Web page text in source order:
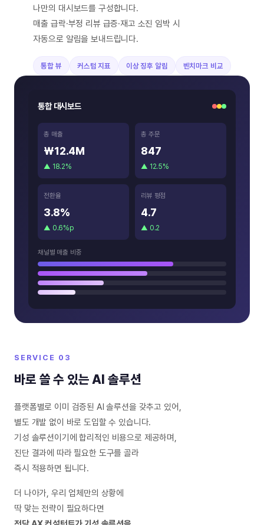
나만의 대시보드를 구성합니다.
매출 급락·부정 리뷰 급증·재고 소진 임박 시
자동으로 알림을 보내드립니다.
통합 뷰 커스텀 지표 이상 징후 알림 벤치마크 비교
통합 대시보드
총 매출
₩12.4M
▲ 18.2%
총 주문
847
▲ 12.5%
전환율
3.8%
▲ 0.6%p
리뷰 평점
4.7
▲ 0.2
채널별 매출 비중
SERVICE 03
바로 쓸 수 있는 AI 솔루션
플랫폼별로 이미 검증된 AI 솔루션을 갖추고 있어,
별도 개발 없이 바로 도입할 수 있습니다.
기성 솔루션이기에 합리적인 비용으로 제공하며,
진단 결과에 따라 필요한 도구를 골라
즉시 적용하면 됩니다.
더 나아가, 우리 업체만의 상황에
딱 맞는 전략이 필요하다면